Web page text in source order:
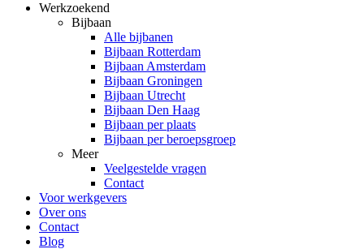
Werkzoekend
Bijbaan
Alle bijbanen
Bijbaan Rotterdam
Bijbaan Amsterdam
Bijbaan Groningen
Bijbaan Utrecht
Bijbaan Den Haag
Bijbaan per plaats
Bijbaan per beroepsgroep
Meer
Veelgestelde vragen
Contact
Voor werkgevers
Over ons
Contact
Blog